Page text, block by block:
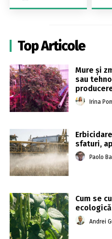
Top Articole
Mure și
sau
Irina
sfaturi,
Paolo
Cum se
ecologică
Andrei